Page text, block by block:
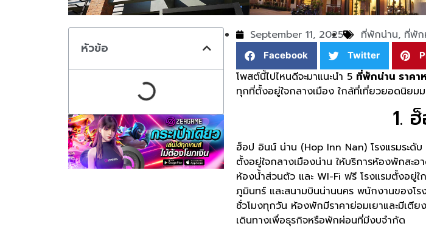
หัวข้อ
September 11, 2025 ที่พักน่าน, ที่พัก
Facebook Twitter
โพสต์นี้ไปไหนดีจะมาแนะนำ 5 ที่พักน่าน ราคา
ทุกที่ตั้งอยู่ใจกลางเมือง ใกล้ที่เที่ยวยอดนิยม
1.
ฮ็อป อินน์ น่าน (Hop Inn Nan) โรงแรมระดั
ตั้งอยู่ใจกลางเมืองน่าน ให้บริการห้องพักสะ
ห้องน้ำส่วนตัว และ WI-Fi ฟรี โรงแรมตั้งอยู่
ภูมินทร์ และสนามบินน่านนคร พนักงานของโ
ชั่วโมงทุกวัน ห้องพักมีราคาย่อมเยาและมีเตี
เดินทางเพื่อธุรกิจหรือพักผ่อนที่มีงบจำกัด